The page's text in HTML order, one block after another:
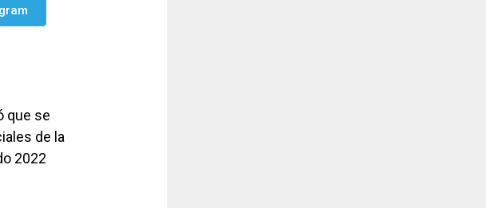
que se
de la
2022